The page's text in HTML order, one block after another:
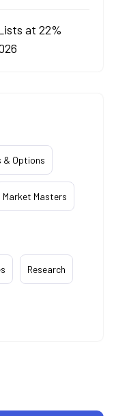
at 22%
& Options
Market Masters
Research